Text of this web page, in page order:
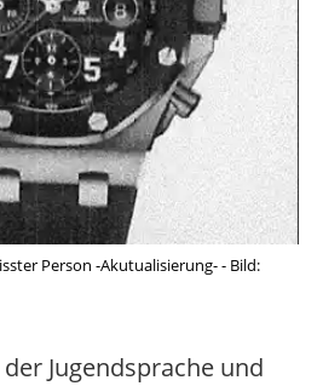
Person -Akutualisierung- - Bild:
Jugendsprache und